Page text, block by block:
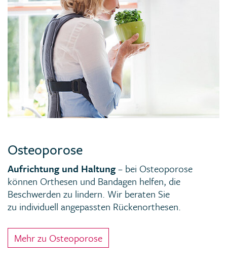
Osteoporose
Aufrichtung und Haltung– bei Osteoporose
können Orthesen und Bandagen helfen, die
Beschwerden zu lindern. Wir beraten Sie
zu individuell angepassten Rückenorthesen.
Mehr zu Osteoporose